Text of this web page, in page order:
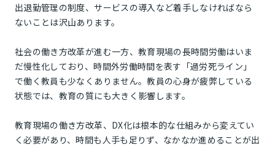
出退勤管理の制度、サービスの導入など着手しなければなら
ないことは沢山あります。
社会の働き方改革が進む一方、教育現場の長時間労働はいま
だ慢性化しており、時間外労働時間を表す「過労死ライン」
で働く教員も少なくありません。教員の心身が疲弊している
状態では、教育の質にも大きく影響します。
教育現場の働き方改革、DX化は根本的な仕組みから変えてい
く必要があり、時間も人手も足りず、なかなか進めることが出